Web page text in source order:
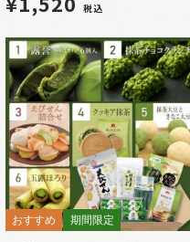
税込
おすすめ 期間限定